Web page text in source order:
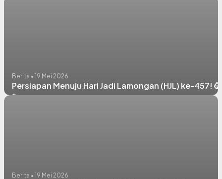
Berita • 19 Mei 2026
Persiapan Menuju Hari Jadi Lamongan (HJL) ke-457! 🥳
✨
Berita • 19 Mei 2026